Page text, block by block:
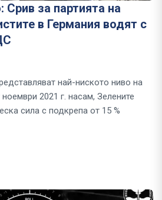
Срив за партията на
в Германия водят с
най-ниското ниво на
2021 г. насам, Зелените
сила с подкрепа от 15 %